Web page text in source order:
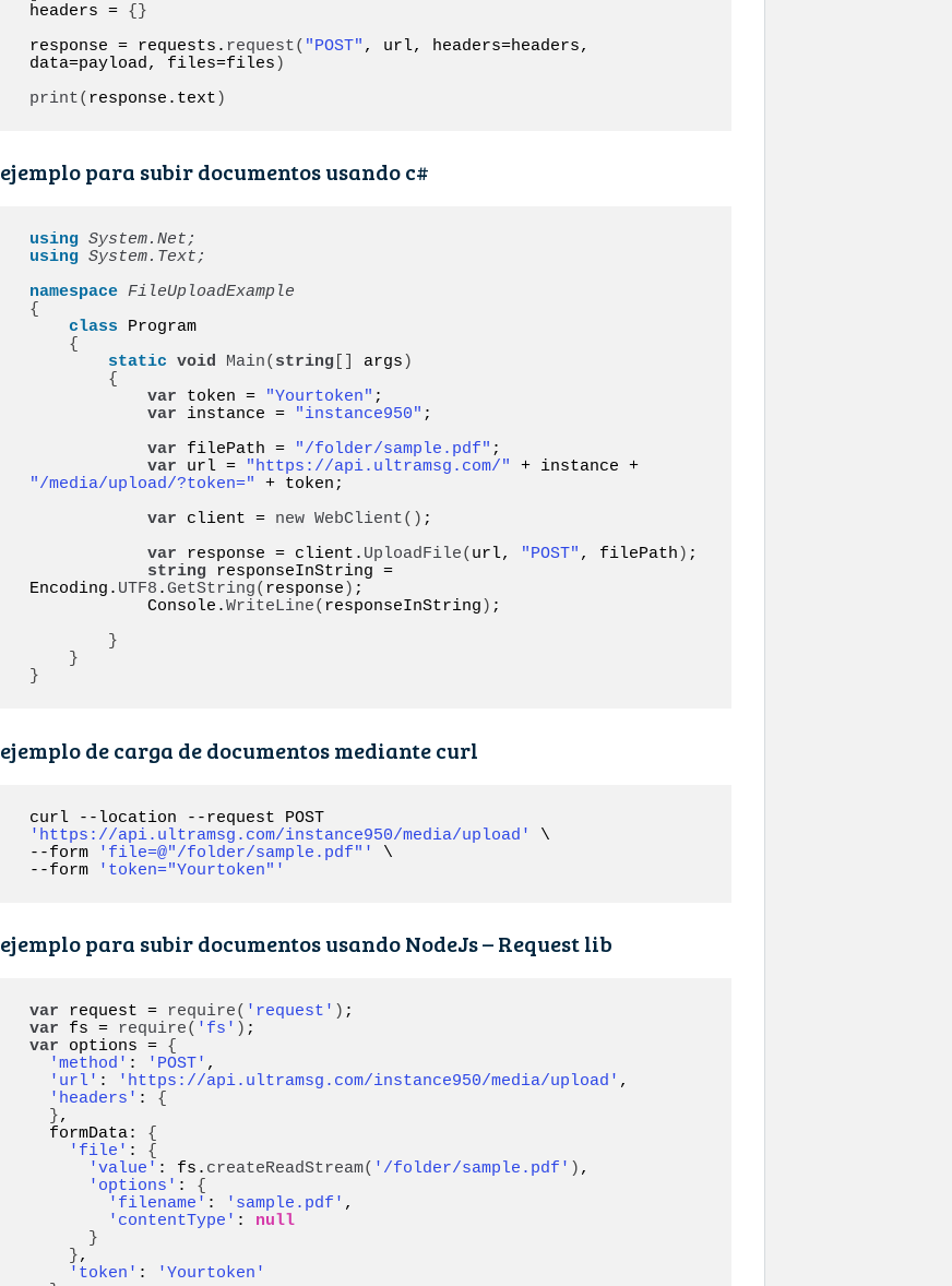
headers = {}
response = requests. request( "POST" , url, headers=headers,
data=payload, files=files )
print( response.text )
ejemplo para subir documentos usando c#
using System.Net;
using System.Text;
namespace
{
class Program
{
static void Main( string args )
{
var token = "Yourtoken" ;
var instance = "instance950" ;
var filePath = "/folder/sample.pdf" ;
var url = "https://api.ultramsg.com/"
"/media/upload/?token="
+ token;
var client = new WebClient() ;
var response = client. UploadFile( url, "POST" , filePath ) ;
string responseInString =
Encoding. UTF8 .GetString( response ) ;
            Console.
WriteLine( responseInString ) ;
}
}
}
ejemplo de carga de documentos mediante curl
'https://api.ultramsg.com/instance950/media/upload'
\
--form
'file=@"/folder/sample.pdf"'
\
--form
'token="Yourtoken"'
ejemplo para subir documentos usando NodeJs – Request lib
var request = require( 'request' )
var fs = require( 'fs' )
var options = {
'method' : 'POST' ,
'url' : 'https://api.ultramsg.com/instance950/media/upload' ,
'headers' : {
},
  formData:
{
'file' : {
'value' : fs. createReadStream( '/folder/sample.pdf' ) ,
'options' : {
'filename' : 'sample.pdf' ,
'contentType' : null
}
},
'token' :
'Yourtoken'